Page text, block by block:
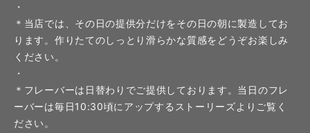
・
＊当店では、その日の提供分だけをその日の朝に製造してお
ります。作りたてのしっとり滑らかな質感をどうぞお楽しみ
ください。
・
＊フレーバーは日替わりでご提供しております。当日のフレ
ーバーは毎日10:30頃にアップするストーリーズよりご覧く
ださい。